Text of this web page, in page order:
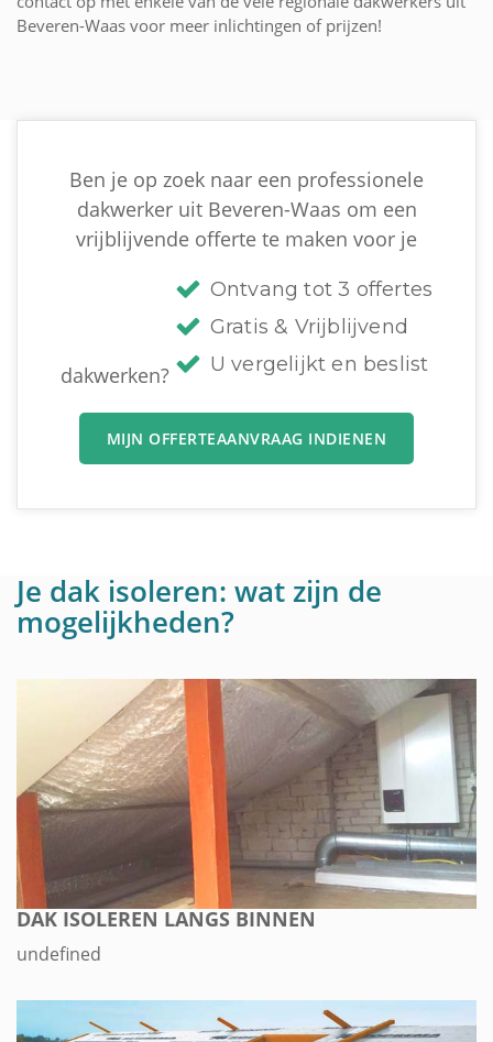
Beveren-Waas voor meer inlichtingen of prijzen!
Ben je op zoek naar een professionele
dakwerker uit Beveren-Waas om een
vrijblijvende offerte te maken voor je
dakwerken?
Ontvang tot 3 offertes
Gratis & Vrijblijvend
U vergelijkt en beslist
MIJN OFFERTEAANVRAAG INDIENEN
Je dak isoleren: wat zijn de
mogelijkheden?
DAK ISOLEREN LANGS BINNEN
undefined